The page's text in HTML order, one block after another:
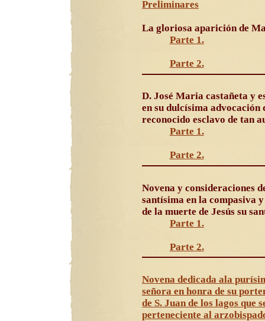
Preliminares
La gloriosa aparición de
Parte 1.
Parte 2.
D. José Maria castañeta y
en su dulcísima advocación
reconocido esclavo de tan
Parte 1.
Parte 2.
Novena y consideraciones
santísima en la compasiva
de la muerte de Jesús su
Parte 1.
Parte 2.
Novena dedicada ala
señora en honra de su
de S. Juan de los lagos que
perteneciente al